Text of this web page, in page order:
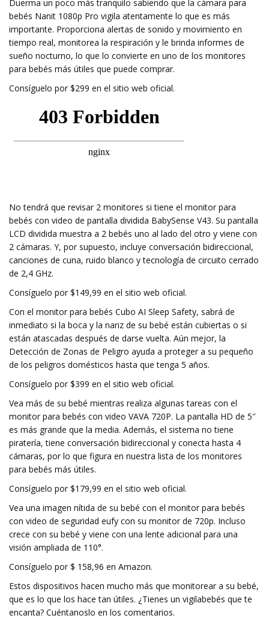
Duerma un poco más tranquilo sabiendo que la cámara para
bebés Nanit 1080p Pro vigila atentamente lo que es más
importante. Proporciona alertas de sonido y movimiento en
tiempo real, monitorea la respiración y le brinda informes de
sueño nocturno, lo que lo convierte en uno de los monitores
para bebés más útiles que puede comprar.
Consíguelo por $299 en el sitio web oficial.
No tendrá que revisar 2 monitores si tiene el monitor para
bebés con video de pantalla dividida BabySense V43. Su pantalla
LCD dividida muestra a 2 bebés uno al lado del otro y viene con
2 cámaras. Y, por supuesto, incluye conversación bidireccional,
canciones de cuna, ruido blanco y tecnología de circuito cerrado
de 2,4 GHz.
Consíguelo por $149,99 en el sitio web oficial.
Con el monitor para bebés Cubo AI Sleep Safety, sabrá de
inmediato si la boca y la nariz de su bebé están cubiertas o si
están atascadas después de darse vuelta. Aún mejor, la
Detección de Zonas de Peligro ayuda a proteger a su pequeño
de los peligros domésticos hasta que tenga 5 años.
Consíguelo por $399 en el sitio web oficial.
Vea más de su bebé mientras realiza algunas tareas con el
monitor para bebés con video VAVA 720P. La pantalla HD de 5″
es más grande que la media. Además, el sistema no tiene
piratería, tiene conversación bidireccional y conecta hasta 4
cámaras, por lo que figura en nuestra lista de los monitores
para bebés más útiles.
Consíguelo por $179,99 en el sitio web oficial.
Vea una imagen nítida de su bebé con el monitor para bebés
con video de seguridad eufy con su monitor de 720p. Incluso
crece con su bebé y viene con una lente adicional para una
visión ampliada de 110°.
Consíguelo por $ 158,96 en Amazon.
Estos dispositivos hacen mucho más que monitorear a su bebé,
que es lo que los hace tan útiles. ¿Tienes un vigilabebés que te
encanta? Cuéntanoslo en los comentarios.